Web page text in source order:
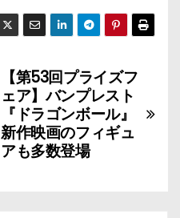
【第53回プライズフ
ェア】バンプレスト
『ドラゴンボール』
新作映画のフィギュ
アも多数登場